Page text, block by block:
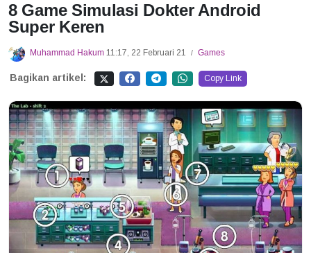
8 Game Simulasi Dokter Android
Super Keren
Muhammad Hakum 11:17, 22 Februari 21 / Games
Bagikan artikel: Copy Link